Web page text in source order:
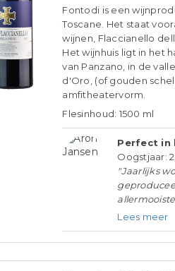
Fontodi is een
Toscane. Het staat
wijnen, Flaccianello
Het wijnhuis ligt in het
van Panzano, in de
d'Oro, (of gouden
amfitheatervorm.
Flesinhoud: 1500 ml
Perfect in
Oogstjaar:
"Jaarlijks
Lees meer